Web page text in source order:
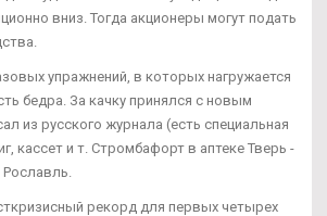
вниз. Тогда акционеры могут подать
упражнений, в которых нагружается
бедра. За качку принялся с новым
из русского журнала (есть специальная
кассет и т. Стромбафорт в аптеке Тверь -
рекорд для первых четырех